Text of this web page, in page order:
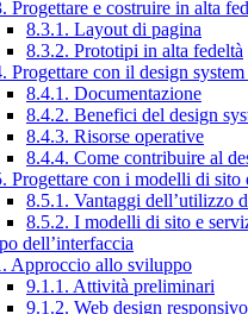
Progettare e costruire in alta
8.3.1. Layout di pagina
8.3.2. Prototipi in alta fedeltà
Progettare con il design
8.4.1. Documentazione
8.4.2. Benefici del design
8.4.3. Risorse operative
8.4.4. Come contribuire al
Progettare con i modelli di sito
8.5.1. Vantaggi dell’utilizzo
8.5.2. I modelli di sito e
dell’interfaccia
Approccio allo sviluppo
9.1.1. Attività preliminari
9.1.2. Web design